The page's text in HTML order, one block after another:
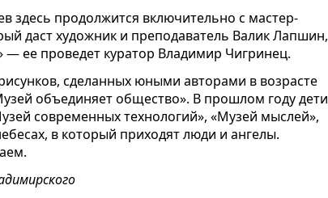
здесь продолжится включительно с мастер-
даст художник и преподаватель Валик Лапшин,
— ее проведет куратор Владимир Чигринец.
сделанных юными авторами в возрасте
объединяет общество». В прошлом году дети
современных технологий», «Музей мыслей»,
в который приходят люди и ангелы.